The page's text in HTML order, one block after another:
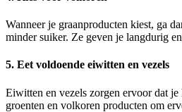
Wanneer je graanproducten kiest, ga
minder suiker. Ze geven je langdurig
5. Eet voldoende eiwitten en vezels
Eiwitten en vezels zorgen ervoor dat
groenten en volkoren producten om